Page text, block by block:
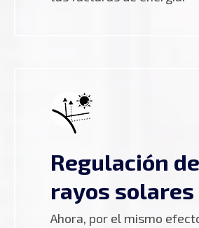
Regulación
rayos solares
Ahora, por el mismo